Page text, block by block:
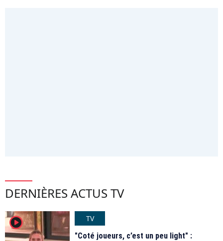
DERNIÈRES ACTUS TV
player2
TV
"Coté joueurs, c’est un peu light" :